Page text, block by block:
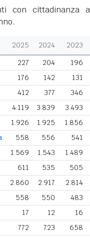
con cittadinanza
2025 2024 2023
227 204 196
176 142 131
412 377 346
4.119 3.839 3.493
1.926 1.925 1.856
558 556 541
1.569 1.543 1.489
611 535 505
2.860 2.917 2.814
558 550 483
17 12 16
772 723 658